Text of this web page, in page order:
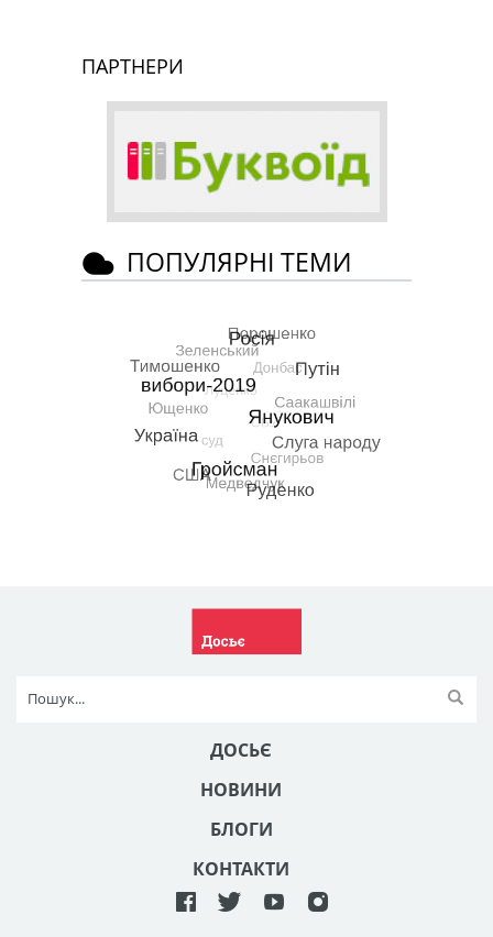
ПАРТНЕРИ
ПОПУЛЯРНІ ТЕМИ
ДОСЬЄ
НОВИНИ
БЛОГИ
КОНТАКТИ